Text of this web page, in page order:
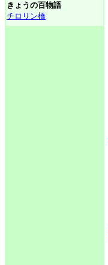
きょうの百物語
チロリン橋